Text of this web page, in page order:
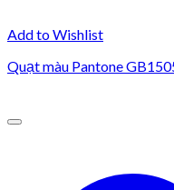
Add to Wishlist
Quạt màu Pantone